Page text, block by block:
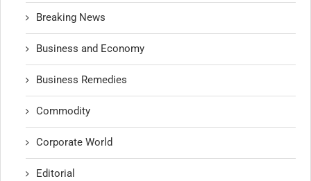
Breaking News
Business and Economy
Business Remedies
Commodity
Corporate World
Editorial